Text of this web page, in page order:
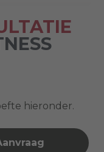
hieronder.